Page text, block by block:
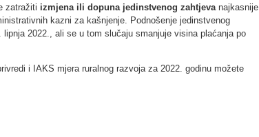
zatražiti izmjena ili dopuna jedinstvenog zahtjevanajkasnije
kazni za kašnjenje. Podnošenje jedinstvenog
lipnja 2022., ali se u tom slučaju smanjuje visina plaćanja po
i IAKS mjera ruralnog razvoja za 2022. godinu možete